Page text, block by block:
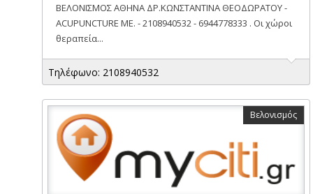
ΒΕΛΟΝΙΣΜΟΣ ΑΘΗΝΑ ΔΡ.ΚΩΝΣΤΑΝΤΙΝΑ ΘΕΟΔΩΡΑΤΟΥ -
ACUPUNCTURE ME. - 2108940532 - 6944778333 . Οι χώροι
θεραπεία...
Τηλέφωνο: 2108940532
Βελονισμός